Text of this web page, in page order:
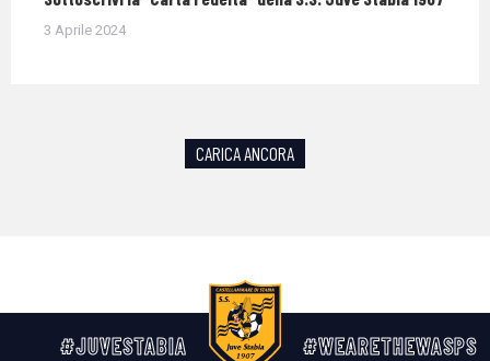
3 Aprile 2024
CARICA ANCORA
#JUVESTABIA #WEARETHEWASPS